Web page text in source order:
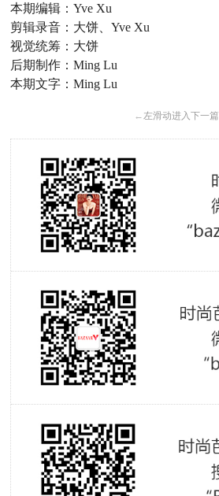
本期编辑：Yve Xu
剪辑录音：大饼、Yve Xu
视觉统筹：大饼
后期制作：Ming Lu
本期文字：Ming Lu
← 左滑动进入下一篇